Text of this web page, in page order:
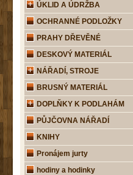
ÚKLID A ÚDRŽBA
OCHRANNÉ PODLOŽKY
PRAHY DŘEVĚNÉ
DESKOVÝ MATERIÁL
NÁŘADÍ, STROJE
BRUSNÝ MATERIÁL
DOPLŇKY K PODLAHÁM
PŮJČOVNA NÁŘADÍ
KNIHY
Pronájem jurty
hodiny a hodinky